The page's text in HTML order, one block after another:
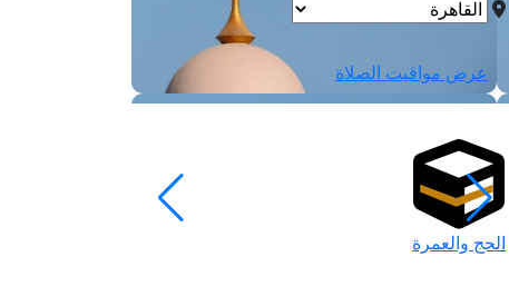
عرض مواقيت الصلاة
الحج والعمرة